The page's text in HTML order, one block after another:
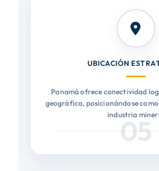
UBICACIÓN
Panamá ofrece conectividad
geográfica, posicionándose
industria05